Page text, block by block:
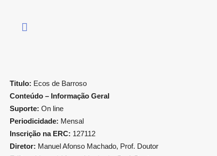
Titulo: Ecos de Barroso
Conteúdo – Informação Geral
Suporte: On line
Periodicidade: Mensal
Inscrição na ERC: 127112
Diretor: Manuel Afonso Machado, Prof. Doutor